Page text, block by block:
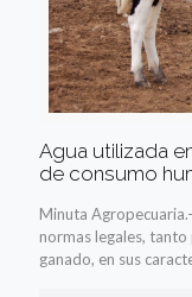
Agua utilizada
de consumo
Minuta
normas legales,
ganado, en sus